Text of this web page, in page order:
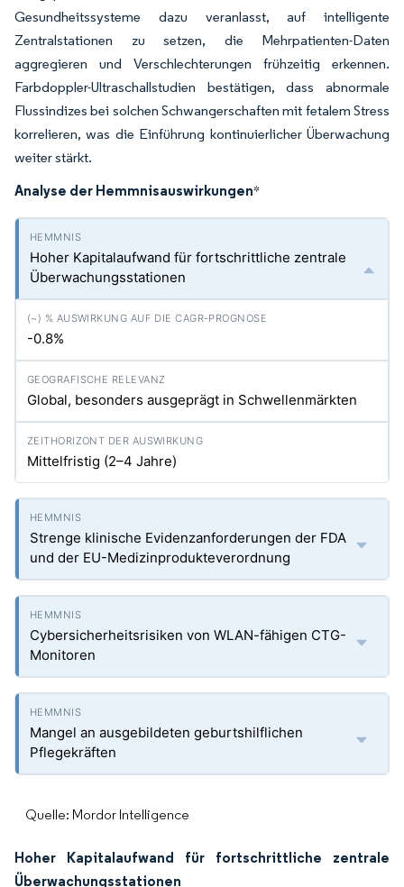
Gesundheitssysteme dazu veranlasst, auf intelligente
Zentralstationen zu setzen, die Mehrpatienten-Daten
aggregieren und Verschlechterungen frühzeitig erkennen.
Farbdoppler-Ultraschallstudien bestätigen, dass abnormale
Flussindizes bei solchen Schwangerschaften mit fetalem Stress
korrelieren, was die Einführung kontinuierlicher Überwachung
weiter stärkt.
Analyse der Hemmnisauswirkungen*
Hoher Kapitalaufwand für fortschrittliche zentrale
Überwachungsstationen
-0.8%
Global, besonders ausgeprägt in Schwellenmärkten
Mittelfristig (2–4 Jahre)
Strenge klinische Evidenzanforderungen der FDA
und der EU-Medizinprodukteverordnung
Cybersicherheitsrisiken von WLAN-fähigen CTG-
Monitoren
Mangel an ausgebildeten geburtshilflichen
Pflegekräften
Quelle: Mordor Intelligence
Hoher Kapitalaufwand für fortschrittliche zentrale
Überwachungsstationen